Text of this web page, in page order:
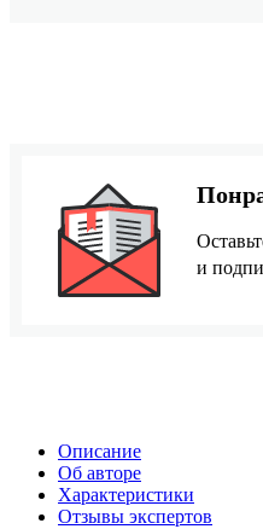
Описание
Об авторе
Характеристики
Отзывы экспертов
и